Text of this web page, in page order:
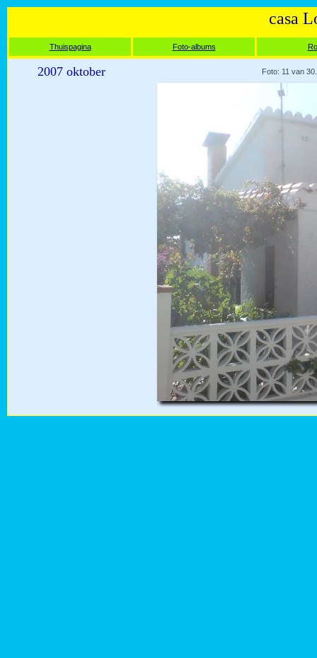
casa
Thuispagina Foto-albums
2007 oktober Foto: 11 van 30.